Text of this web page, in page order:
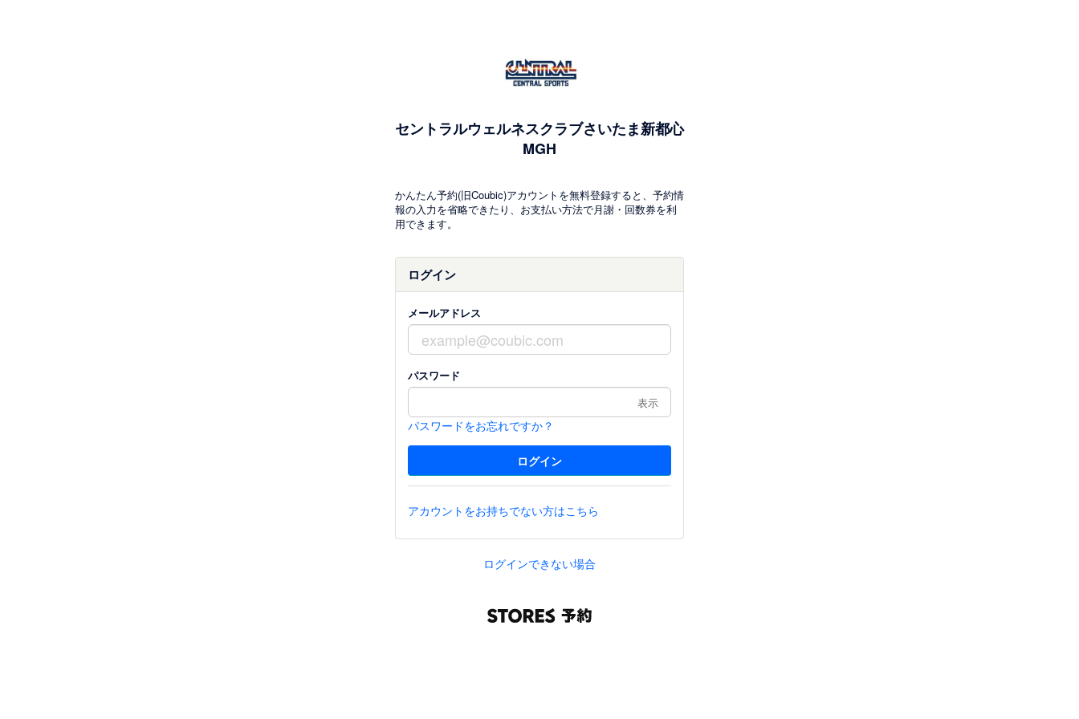
セントラルウェルネスクラブさいたま新都心
MGH
かんたん予約(旧Coubic)アカウントを無料登録すると、予約情
報の入力を省略できたり、お支払い方法で月謝・回数券を利
用できます。
ログイン
メールアドレス
パスワード
表示
パスワードをお忘れですか？
アカウントをお持ちでない方はこちら
ログインできない場合